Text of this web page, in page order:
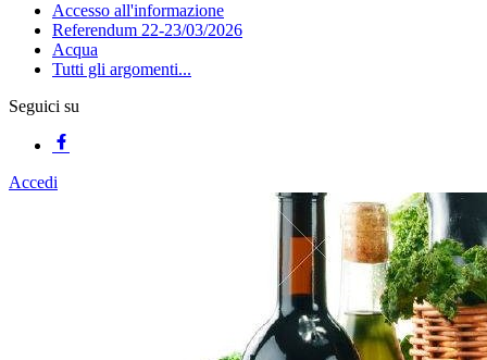
Accesso all'informazione
Referendum 22-23/03/2026
Acqua
Tutti gli argomenti...
Seguici su
Accedi